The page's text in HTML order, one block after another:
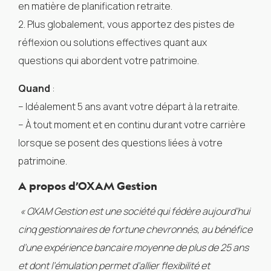
en matière de planification retraite.
2. Plus globalement, vous apportez des pistes de
réflexion ou solutions effectives quant aux
questions qui abordent votre patrimoine.
Quand :
– Idéalement 5 ans avant votre départ à la retraite.
– À tout moment et en continu durant votre carrière
lorsque se posent des questions liées à votre
patrimoine.
A propos d’OXAM Gestion
« OXAM Gestion est une société qui fédère aujourd’hui
cinq gestionnaires de fortune chevronnés, au bénéfice
d’une expérience bancaire moyenne de plus de 25 ans
et dont l’émulation permet d’allier flexibilité et